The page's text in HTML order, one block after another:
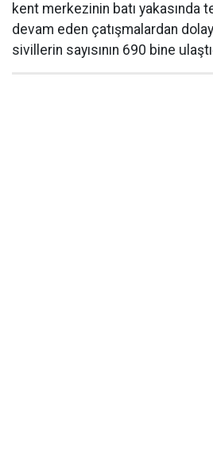
kent merkezinin batı yakasında
devam eden çatışmalardan
sivillerin sayısının 690 bine